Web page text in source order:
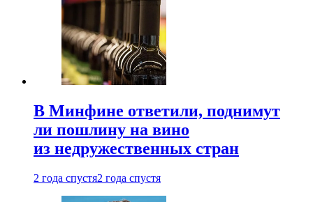
В Минфине ответили, поднимут
ли пошлину на вино
из недружественных стран
2 года спустя2 года спустя